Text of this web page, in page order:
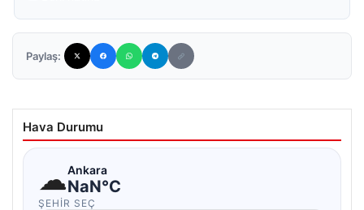
Paylaş:
Hava Durumu
☁Ankara
NaN°C
ŞEHIR SEÇ